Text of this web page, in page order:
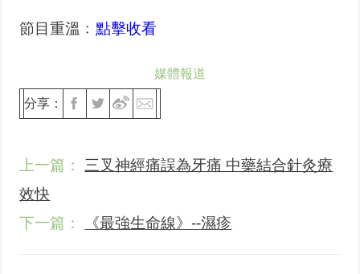
節目重溫﹕點擊收看
媒體報道
分享：
上一篇：
三叉神經痛誤為牙痛 中藥結合針灸療
效快
下一篇：
《最強生命線》--濕疹